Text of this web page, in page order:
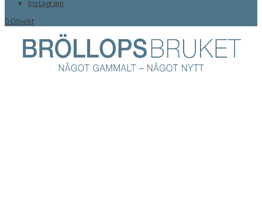
Instagram
0 Objekt